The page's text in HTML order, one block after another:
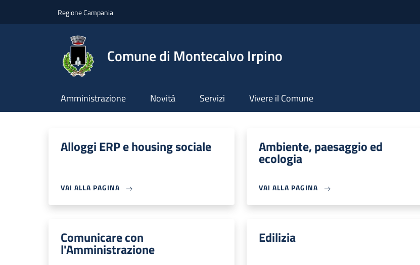
Regione Campania
Comune di Montecalvo Irpino
Amministrazione Novità Servizi Vivere il Comune
Alloggi ERP e housing sociale
VAI ALLA PAGINA
Ambiente, paesaggio ed
ecologia
VAI ALLA PAGINA
Comunicare con
l'Amministrazione
Edilizia